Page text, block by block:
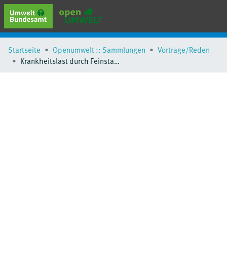
erweiterte Suche
Browse
Startseite Openumwelt :: Sammlungen
Vorträge/Reden
Krankheitslast durch Feinstaub